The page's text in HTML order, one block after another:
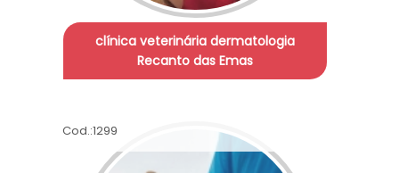
clínica veterinária dermatologia
Recanto das Emas
Cod.:1299